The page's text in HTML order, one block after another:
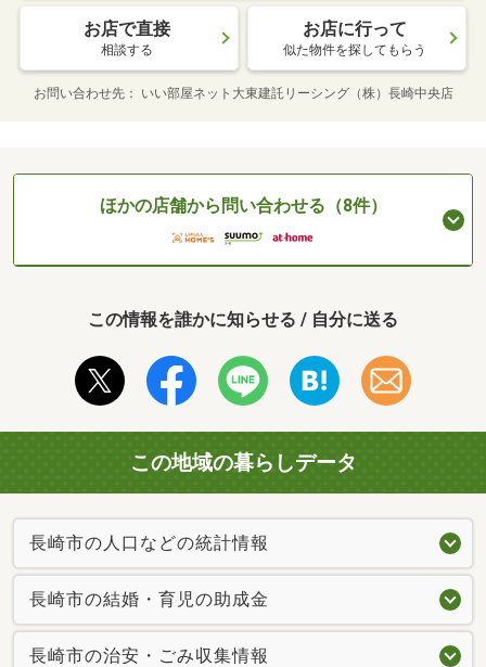
お店で直接
相談する
お店に行って
似た物件を探してもらう
お問い合わせ先 いい部屋ネット大東建託リーシング（株）長崎中央店
ほかの店舗から問い合わせる（8件）
この情報を誰かに知らせる / 自分に送る
この地域の暮らしデータ
長崎市の人口などの統計情報
長崎市の結婚・育児の助成金
長崎市の治安・ごみ収集情報